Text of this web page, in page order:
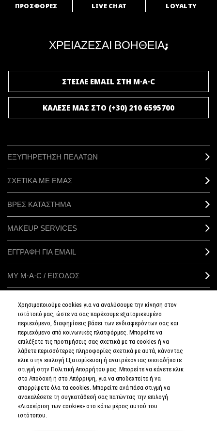
ARE YOU A M·A·C LOVER?
ΠΡΟΣΦΟΡΕΣ LIVE CHAT LOYALTY
ΧΡΕΙΑΖΕΣΑΙ ΒΟΗΘΕΙΑ;
ΣΤΕΙΛΕ EMAIL ΣΤΗ M·A·C
ΚΑΛΕΣΕ ΜΑΣ ΣΤΟ (+30) 210 6595700
ΕΞΥΠΗΡΕΤΗΣΗ ΠΕΛΑΤΩΝ
ΣΧΕΤΙΚΑ ΜΕ ΕΜΑΣ
ΒΡΕΣ ΚΑΤΑΣΤΗΜΑ
MAKEUP SERVICES
ΕΓΓΡΑΦΗ ΓΙΑ EMAIL
ΜΥ M·A·C / ΕΙΣΟΔΟΣ
ΣΥΝΔΕΘΕΙΤΕ
ΠΟΛΙΤΙΚΗ
ΑΠΟΡΡΗΤΟΥ
ΟΡΟΙ &
ΠΡΟΥΠΟΘΕΣΕΙΣ
ΟΡΟΙ
ΠΩΛΗΣΗΣ
ΠΟΛΙΤΙΚΗ
Χρησιμοποιούμε cookies για να αναλύσουμε την κίνηση στον
ιστότοπό μας, ώστε να σας παρέχουμε εξατομικευμένο
περιεχόμενο, διαφημίσεις βάσει των ενδιαφερόντων σας και
περιεχόμενο από κοινωνικές πλατφόρμες. Μπορείτε να
επιλέξετε τις προτιμήσεις σας σχετικά με τα cookies ή να
λάβετε περισσότερες πληροφορίες σχετικά με αυτά, κάνοντας
κλικ στην επιλογή Εξατομίκευση ή ανατρέχοντας οποιαδήποτε
στιγμή στην Πολιτική Απορρήτου μας. Μπορείτε να κάνετε κλικ
στο Αποδοχή ή στο Απόρριψη, για να αποδεχτείτε ή να
απορρίψετε όλα τα cookies. Μπορείτε ανά πάσα στιγμή να
ανακαλέσετε τη συγκατάθεσή σας πατώντας την επιλογή
«Διαχείριση των cookies» στο κάτω μέρος αυτού του
ιστότοπου.